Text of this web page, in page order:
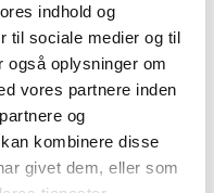
indhold og
til sociale medier og til
også oplysninger om
vores partnere inden
og
kombinere disse
givet dem, eller som
et team i Microsoft